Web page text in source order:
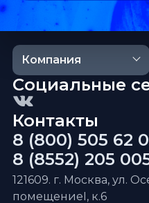
Компания
Контакты
8 (800) 505 62
8 (8552) 205
121609. г. Москва, ул.
помещениеI, к.6
Социальные